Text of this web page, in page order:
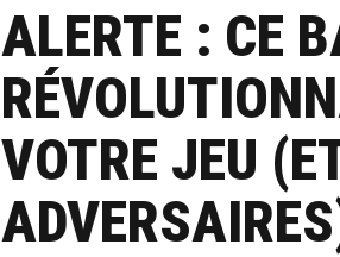
ALERTE : CE
VOTRE JEU